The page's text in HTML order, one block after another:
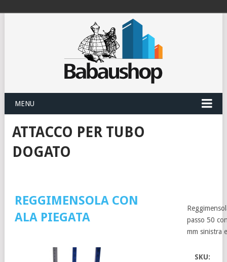
MENU
ATTACCO PER TUBO
DOGATO
REGGIMENSOLA CON
ALA PIEGATA
passo 50
mm sinistra
SKU: